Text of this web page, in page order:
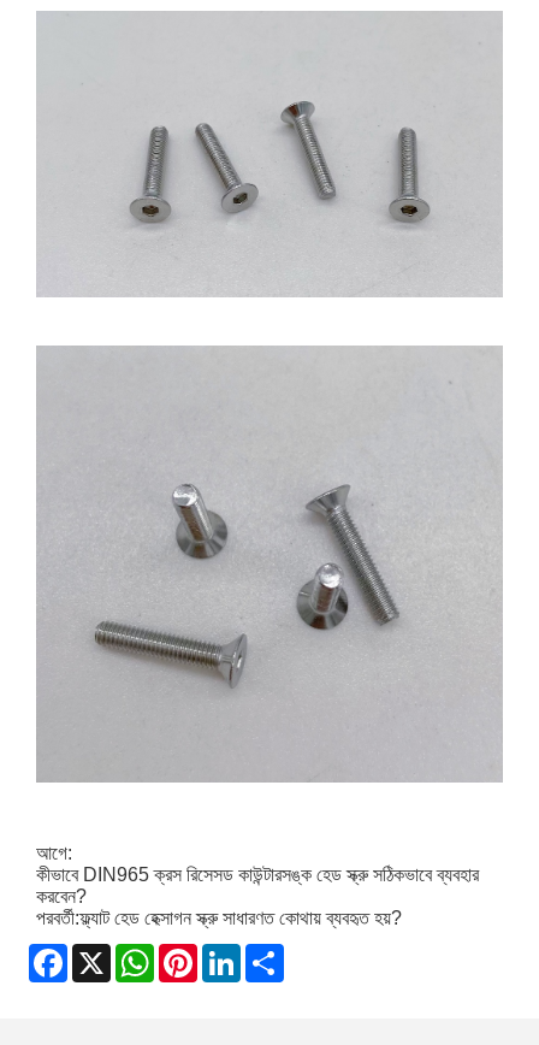
আগে:
কীভাবে DIN965 ক্রস রিসেসড কাউন্টারসঙ্ক হেড স্ক্রু সঠিকভাবে ব্যবহার
করবেন?
পরবর্তী:ফ্ল্যাট হেড হেক্সাগন স্ক্রু সাধারণত কোথায় ব্যবহৃত হয়?
Facebook
X WhatsApp
PinterestLinkedIn